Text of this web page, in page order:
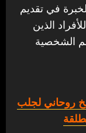
في تقديم
الذين
الشخصية
روحاني لجلب